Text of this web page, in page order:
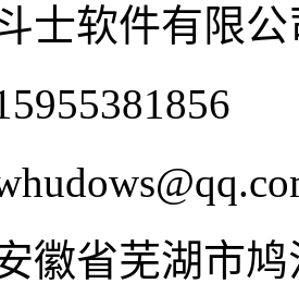
士软件有限公
徽省芜湖市